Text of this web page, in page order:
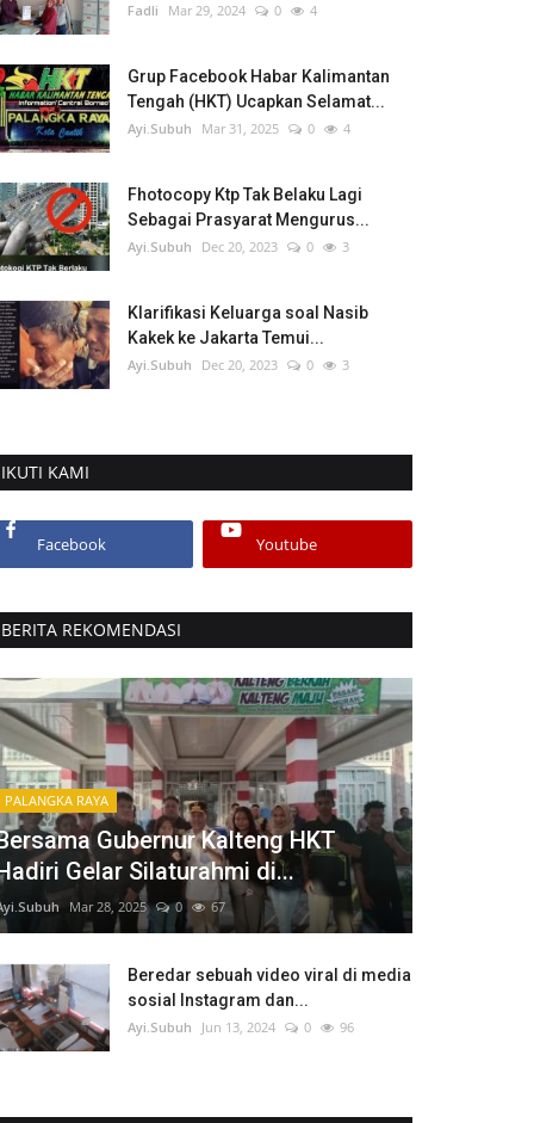
Fadli Mar 29, 2024 0 4
Grup Facebook Habar Kalimantan
Tengah (HKT) Ucapkan Selamat...
Ayi.Subuh Mar 31, 2025 0 4
Fhotocopy Ktp Tak Belaku Lagi
Sebagai Prasyarat Mengurus...
Ayi.Subuh Dec 20, 2023 0 3
Klarifikasi Keluarga soal Nasib
Kakek ke Jakarta Temui...
Ayi.Subuh Dec 20, 2023 0 3
IKUTI KAMI
Facebook Youtube
BERITA REKOMENDASI
PALANGKA RAYA
Gubernur Kalteng HKT
Gelar Silaturahmi di...
Mar 28, 2025 0 67
Beredar sebuah video viral di media
sosial Instagram dan...
Ayi.Subuh Jun 13, 2024 0 96